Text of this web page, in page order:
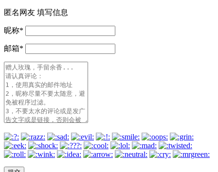
匿名网友 填写信息
昵称*
邮箱*